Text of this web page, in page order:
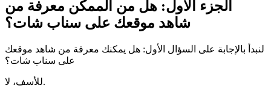
الجزء الأول: هل من الممكن معرفة من
شاهد موقعك على سناب شات؟
لنبدأ بالإجابة على السؤال الأول: هل يمكنك معرفة من شاهد موقعك
على سناب شات؟
للأسف، لا.